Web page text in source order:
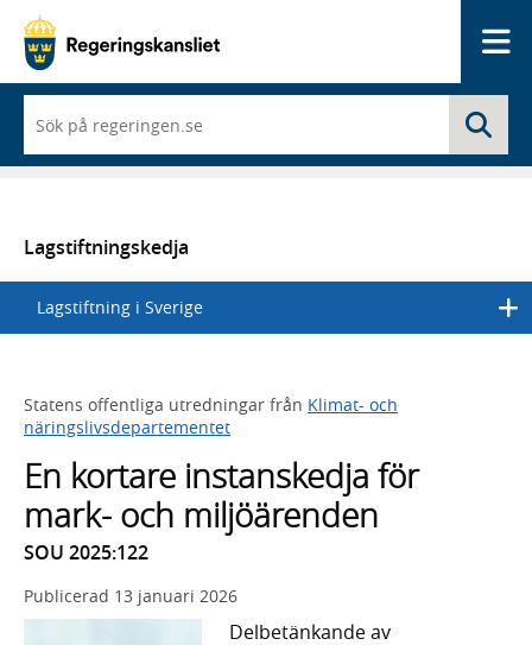
du
börjar
skriva
en
lista
med
sökförslag
Lagstiftningskedja
Lagstiftning i Sverige
Statens offentliga utredningar från Klimat- och
näringslivsdepartementet
En kortare instanskedja för
mark- och miljöärenden
SOU 2025:122
Publicerad 13 januari 2026
Delbetänkande av